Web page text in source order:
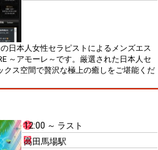
日本人女性セラピストによるメンズエス
～アモーレ～です。厳選された日本人セ
クス空間で贅沢な極上の癒しをご堪能くだ
12:00 ～ ラスト
高田馬場駅